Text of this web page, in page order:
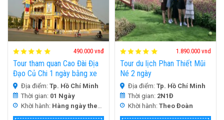
490.000 vnđ
Tour tham quan Cao Đài Địa
Đạo Củ Chi 1 ngày bằng xe
Limousine
Địa điểm: Tp. Hồ Chí Minh
Thời gian: 01 Ngày
Khời hành: Hàng ngày theo yêu Cầu
1.890.000 vnd
Tour du lịch Phan Thiết Mũi
Né 2 ngày
Địa điểm: Tp. Hồ Chí Minh
Thời gian: 2N1Đ
Khời hành: Theo Đoàn